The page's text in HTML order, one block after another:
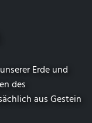
Erde und
des
aus Gestein